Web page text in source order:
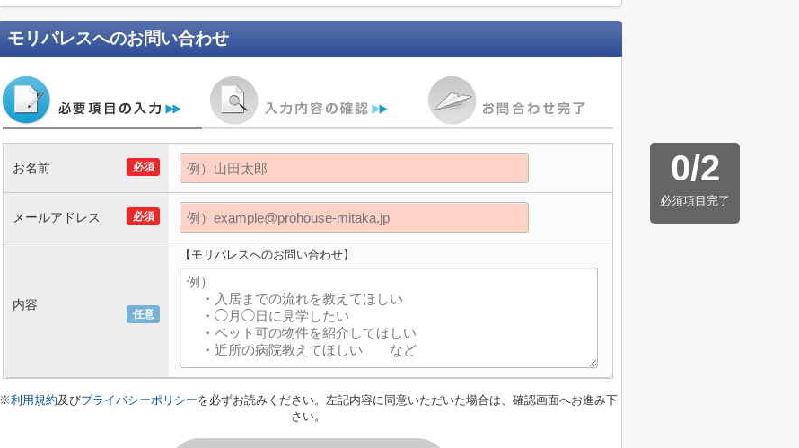
モリパレスへのお問い合わせ
0/2
必須項目完了
必須
お名前
必須
メールアドレス
任意
内容
【モリパレスへのお問い合わせ】
※利用規約及びプライバシーポリシーを必ずお読みください。左記内容に同意いただいた場合は、確認画面へお進み下
さい。